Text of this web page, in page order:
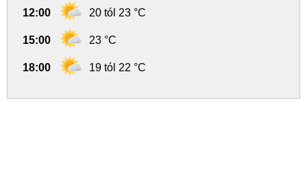
12:00 20 tól 23 °C
15:00 23 °C
18:00 19 tól 22 °C